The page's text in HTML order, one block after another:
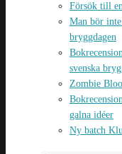
Försök till
Man bör
bryggdagen
svenska
Zombie
galna idéer
Ny batch